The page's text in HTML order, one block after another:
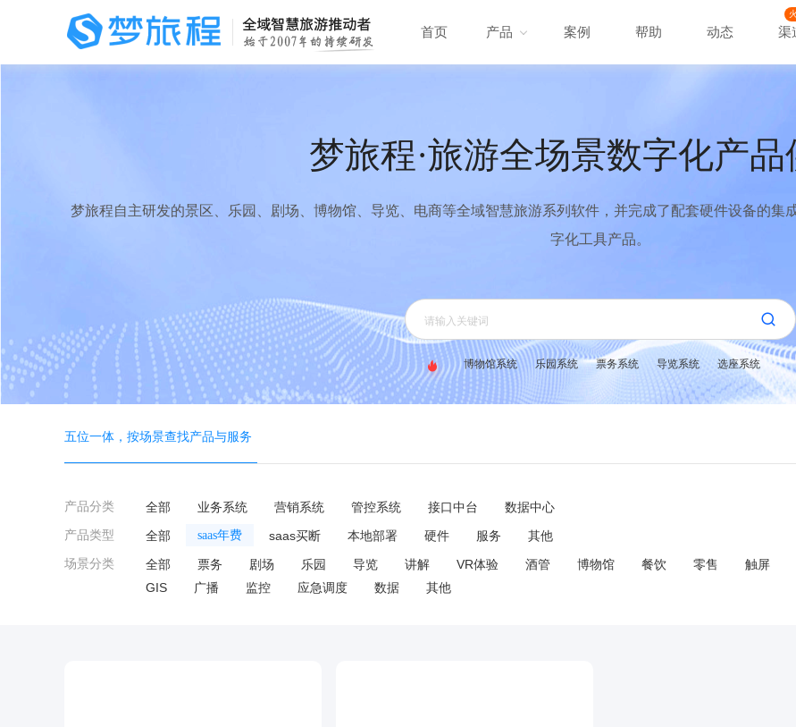
首页 产品 案例 帮助 动态 渠
梦旅程·旅游全场景数字化产品
梦旅程自主研发的景区、乐园、剧场、博物馆、导览、电商等全域智慧旅游系列软件，并完成了配套硬件设备的集
字化工具产品。
博物馆系统 乐园系统 票务系统 导览系统 选座系统
五位一体，按场景查找产品与服务
产品分类 全部 业务系统 营销系统 管控系统 接口中台 数据中心
产品类型 全部 saas年费 saas买断 本地部署 硬件 服务 其他
场景分类 全部 票务 剧场 乐园 导览 讲解 VR体验 酒管 博物馆 餐饮 零售 触屏
GIS
广播 监控 应急调度 数据 其他